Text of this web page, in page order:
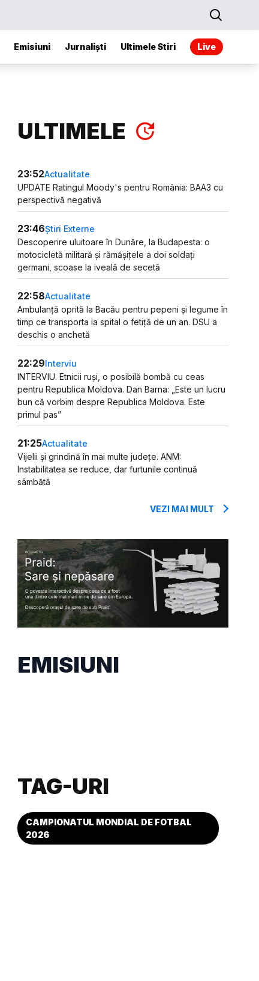
Emisiuni Jurnaliști Ultimele Stiri Live
ULTIMELE
23:52Actualitate
UPDATE Ratingul Moody's pentru România: BAA3 cu
perspectivă negativă
23:46Știri Externe
Descoperire uluitoare în Dunăre, la Budapesta: o
motocicletă militară și rămășițele a doi soldați
germani, scoase la iveală de secetă
22:58Actualitate
Ambulanță oprită la Bacău pentru pepeni și legume în
timp ce transporta la spital o fetiță de un an. DSU a
deschis o anchetă
22:29Interviu
INTERVIU. Etnicii ruși, o posibilă bombă cu ceas
pentru Republica Moldova. Dan Barna: „Este un lucru
bun că vorbim despre Republica Moldova. Este
primul pas”
21:25Actualitate
Vijelii și grindină în mai multe județe. ANM:
Instabilitatea se reduce, dar furtunile continuă
sâmbătă
VEZI MAI MULT
EMISIUNI
TAG-URI
CAMPIONATUL MONDIAL DE FOTBAL
2026